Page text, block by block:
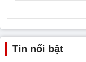
Tin nổi bật